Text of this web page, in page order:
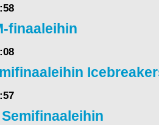
finaaleihin